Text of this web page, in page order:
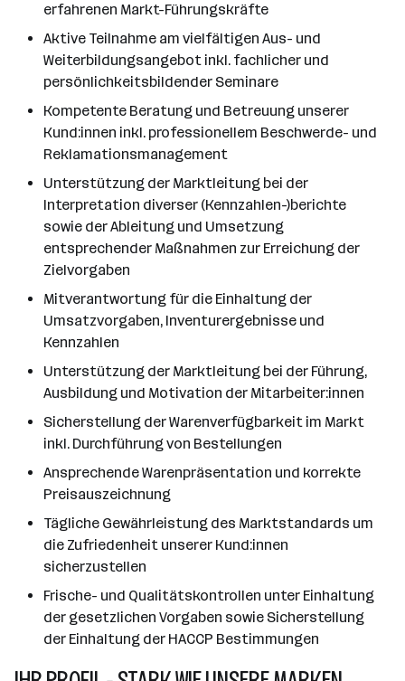
erfahrenen Markt-Führungskräfte
Aktive Teilnahme am vielfältigen Aus- und
Weiterbildungsangebot inkl. fachlicher und
persönlichkeitsbildender Seminare
Kompetente Beratung und Betreuung unserer
Kund:innen inkl. professionellem Beschwerde- und
Reklamationsmanagement
Unterstützung der Marktleitung bei der
Interpretation diverser (Kennzahlen-)berichte
sowie der Ableitung und Umsetzung
entsprechender Maßnahmen zur Erreichung der
Zielvorgaben
Mitverantwortung für die Einhaltung der
Umsatzvorgaben, Inventurergebnisse und
Kennzahlen
Unterstützung der Marktleitung bei der Führung,
Ausbildung und Motivation der Mitarbeiter:innen
Sicherstellung der Warenverfügbarkeit im Markt
inkl. Durchführung von Bestellungen
Ansprechende Warenpräsentation und korrekte
Preisauszeichnung
Tägliche Gewährleistung des Marktstandards um
die Zufriedenheit unserer Kund:innen
sicherzustellen
Frische- und Qualitätskontrollen unter Einhaltung
der gesetzlichen Vorgaben sowie Sicherstellung
der Einhaltung der HACCP Bestimmungen